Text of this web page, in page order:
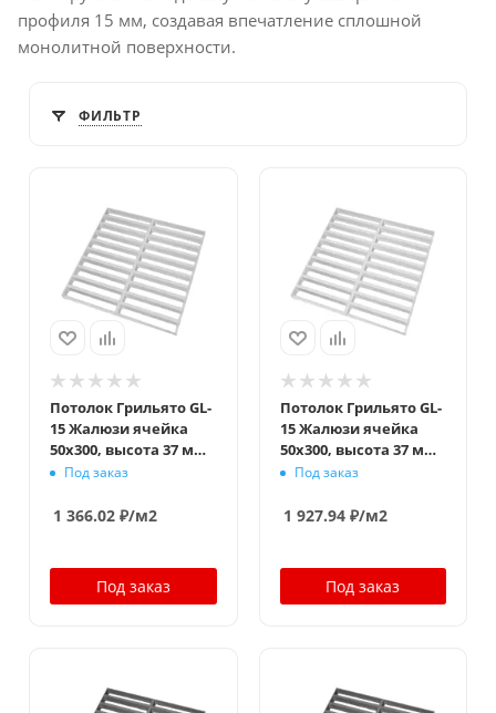
профиля 15 мм, создавая впечатление сплошной
монолитной поверхности.
ФИЛЬТР
Потолок Грильято GL-
15 Жалюзи ячейка
50x300, высота 37 мм,
ширина 15 мм, белый
Под заказ
1 366.02 ₽/м2
Под заказ
Потолок Грильято GL-
15 Жалюзи ячейка
50x300, высота 37 мм,
ширина 15 мм, белый
Под заказ
1 927.94₽/м2
Под заказ